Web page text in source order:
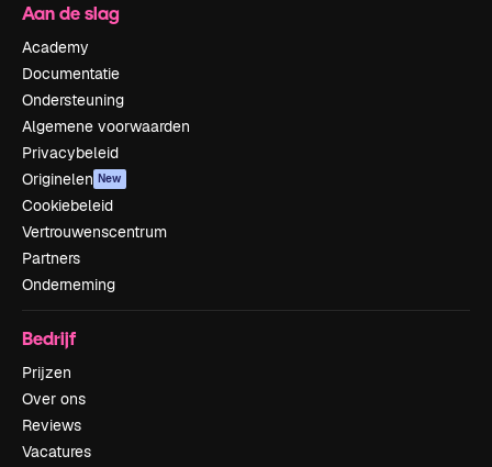
Aan de slag
Academy
Documentatie
Ondersteuning
Algemene voorwaarden
Privacybeleid
Originelen New
Cookiebeleid
Vertrouwenscentrum
Partners
Onderneming
Bedrijf
Prijzen
Over ons
Reviews
Vacatures